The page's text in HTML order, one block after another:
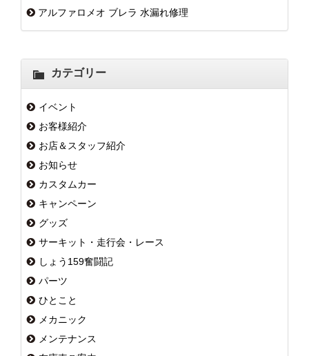
アルファロメオ ブレラ 水漏れ修理
カテゴリー
イベント
お客様紹介
お店＆スタッフ紹介
お知らせ
カスタムカー
キャンペーン
グッズ
サーキット・走行会・レース
しょう159奮闘記
パーツ
ひとこと
メカニック
メンテナンス